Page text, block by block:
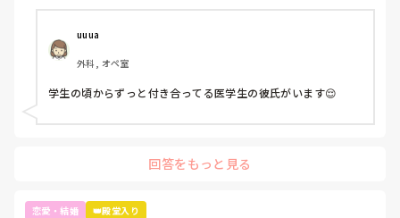
uuua
外科, オペ室
学生の頃からずっと付き合ってる医学生の彼氏がいます😌
回答をもっと見る
恋愛・結婚 👑殿堂入り